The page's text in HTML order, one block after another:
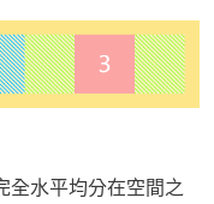
全水平均分在空間之